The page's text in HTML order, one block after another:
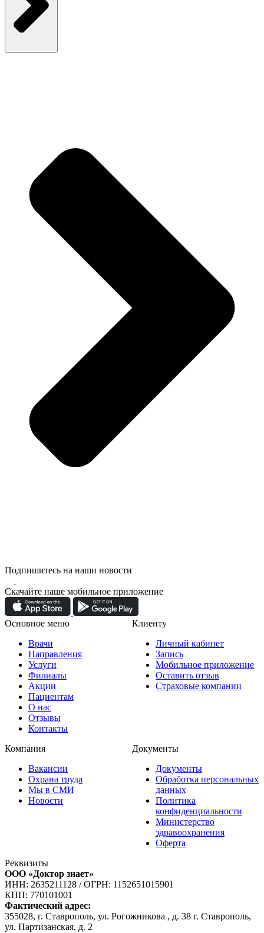
Подпишитесь на наши новости
Скачайте наше мобильное приложение
Основное меню
Врачи
Направления
Услуги
Филиалы
Акции
Пациентам
О нас
Отзывы
Контакты
Клиенту
Личный кабинет
Запись
Мобильное приложение
Оставить отзыв
Страховые компании
Компания
Вакансии
Охрана труда
Мы в СМИ
Новости
Документы
Документы
Обработка персональных
данных
Политика
конфиденциальности
Министерство
здравоохранения
Оферта
Реквизиты
ООО «Доктор знает»
ИНН: 2635211128 /ОГРН: 1152651015901
КПП: 770101001
Фактический адрес:
355028, г. Ставрополь, ул. Рогожникова , д. 38 г. Ставрополь,
ул. Партизанская, д. 2